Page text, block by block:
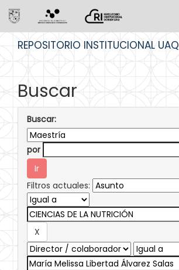
REPOSITORIO INSTITUCIONAL UAQ
Buscar
Buscar:
por
Filtros actuales: